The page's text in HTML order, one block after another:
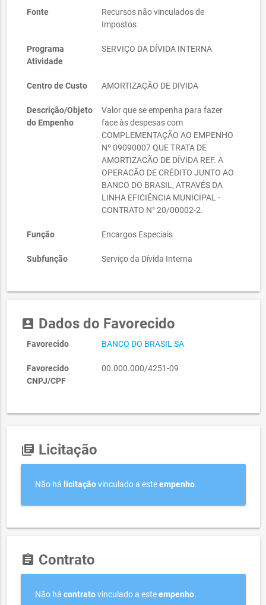
Fonte
Recursos não vinculados de
Impostos
Programa
Atividade
SERVIÇO DA DÍVIDA INTERNA
Centro de Custo AMORTIZAÇÃO DE DIVIDA
Descrição/Objeto
do Empenho
Valor que se empenha para fazer
face às despesas com
COMPLEMENTAÇÃO AO EMPENHO
Nº 09090007 QUE TRATA DE
AMORTIZACÃO DE DÍVIDA REF. A
OPERACÃO DE CRÉDITO JUNTO AO
BANCO DO BRASIL, ATRAVÉS DA
LINHA EFICIÊNCIA MUNICIPAL -
CONTRATO N° 20/00002-2.
Função Encargos Especiais
Subfunção Serviço da Dívida Interna
account_box Dados do Favorecido
Favorecido BANCO DO BRASIL SA
Favorecido
CNPJ/CPF
00.000.000/4251-09
library_books Licitação
Não há licitaçãovinculado a esteempenho.
assignment Contrato
Não há contratovinculado a esteempenho.